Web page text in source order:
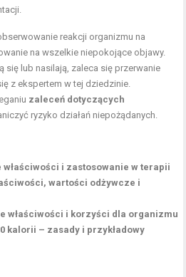
reakcji organizmu na
na wszelkie niepokojące objawy.
się lub nasilają, zaleca się przerwanie
z ekspertem w tej dziedzinie.
zaleceń dotyczących
ryzyko działań niepożądanych.
właściwości i zastosowanie w terapii
wartości odżywcze i
właściwości i korzyści dla organizmu
kalorii – zasady i przykładowy